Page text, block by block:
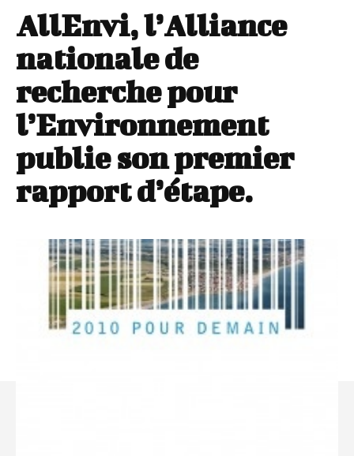
AllEnvi, l’Alliance
nationale de
recherche pour
l’Environnement
publie son premier
rapport d’étape.